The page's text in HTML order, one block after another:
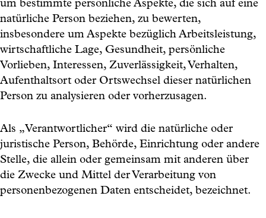
um bestimmte persönliche Aspekte, die sich auf eine
natürliche Person beziehen, zu bewerten,
insbesondere um Aspekte bezüglich Arbeitsleistung,
wirtschaftliche Lage, Gesundheit, persönliche
Vorlieben, Interessen, Zuverlässigkeit, Verhalten,
Aufenthaltsort oder Ortswechsel dieser natürlichen
Person zu analysieren oder vorherzusagen.
Als „Verantwortlicher“ wird die natürliche oder
juristische Person, Behörde, Einrichtung oder andere
Stelle, die allein oder gemeinsam mit anderen über
die Zwecke und Mittel der Verarbeitung von
personenbezogenen Daten entscheidet, bezeichnet.